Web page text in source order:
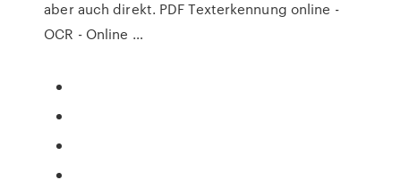
aber auch direkt. PDF Texterkennung online -
OCR - Online …